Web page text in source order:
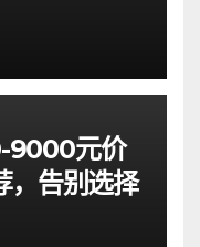
9000元价
，告别选择